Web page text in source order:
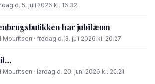
d. 5. juli 2026 kl. 16.32
har jubilæum
· fredag d. 3. juli 2026 kl. 20.27
· lørdag d. 20. juni 2026 kl. 20.21